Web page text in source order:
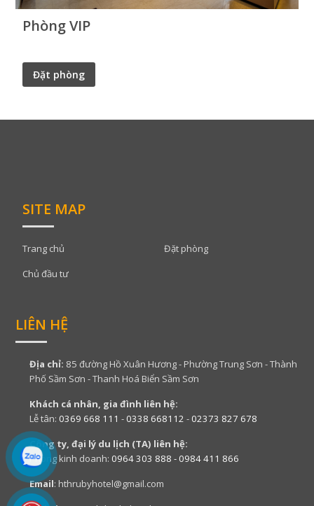
Phòng VIP
Đặt phòng
SITE MAP
Trang chủ
Đặt phòng
Chủ đầu tư
LIÊN HỆ
Địa chỉ: 85 đường Hồ Xuân Hương - Phường Trung Sơn - Thành
Phố Sầm Sơn - Thanh Hoá Biển Sầm Sơn
Khách cá nhân, gia đình liên hệ:
Lễ tân: 0369 668 111 - 0338 668112 - 02373 827 678
Công ty, đại lý du lịch (TA) liên hệ:
Phòng kinh doanh: 0964 303 888 - 0984 411 866
Email: hthrubyhotel@gmail.com